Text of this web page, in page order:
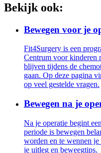
Bekijk ook:
Bewegen voor je
Fit4Surgery is een
Centrum voor kinderen
blijven tijdens de
gaan. Op deze pagina
op veel gestelde vragen.
Bewegen na je
Na je operatie begint
periode is bewegen
worden en te wennen
je uitleg en beweegtips.